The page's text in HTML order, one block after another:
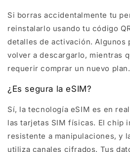
Si borras accidentalmente tu
reinstalarlo usando tu código
detalles de activación. Algunos
volver a descargarlo, mientras
requerir comprar un nuevo plan.
¿Es segura la eSIM?
Sí, la tecnología eSIM es en
las tarjetas SIM físicas. El chip
resistente a manipulaciones, y
utiliza canales cifrados. Tus